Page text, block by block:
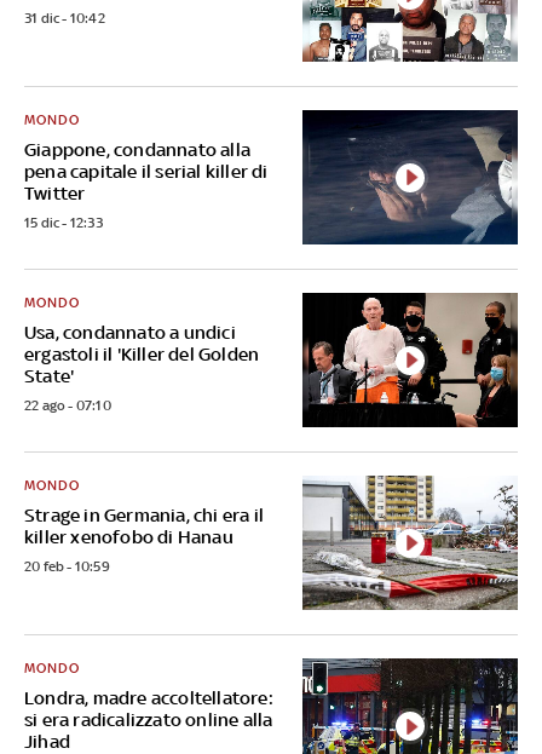
31 dic - 10:42
Giappone, condannato alla
pena capitale il serial killer di
Twitter
MONDO
15 dic - 12:33
Usa, condannato a undici
ergastoli il 'Killer del Golden
State'
MONDO
22 ago - 07:10
Strage in Germania, chi era il
killer xenofobo di Hanau
MONDO
20 feb - 10:59
Londra, madre accoltellatore:
si era radicalizzato online alla
Jihad
MONDO